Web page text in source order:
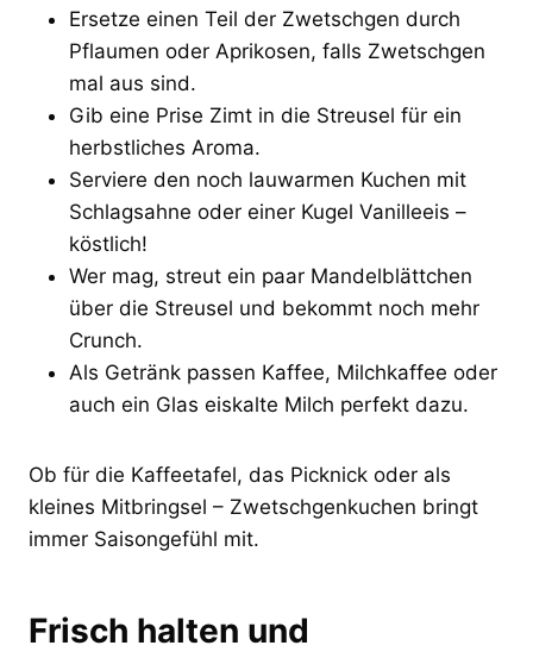
Ersetze einen Teil der Zwetschgen durch
Pflaumen oder Aprikosen, falls Zwetschgen
mal aus sind.
Gib eine Prise Zimt in die Streusel für ein
herbstliches Aroma.
Serviere den noch lauwarmen Kuchen mit
Schlagsahne oder einer Kugel Vanilleeis –
köstlich!
Wer mag, streut ein paar Mandelblättchen
über die Streusel und bekommt noch mehr
Crunch.
Als Getränk passen Kaffee, Milchkaffee oder
auch ein Glas eiskalte Milch perfekt dazu.
Ob für die Kaffeetafel, das Picknick oder als
kleines Mitbringsel – Zwetschgenkuchen bringt
immer Saisongefühl mit.
Frisch halten und